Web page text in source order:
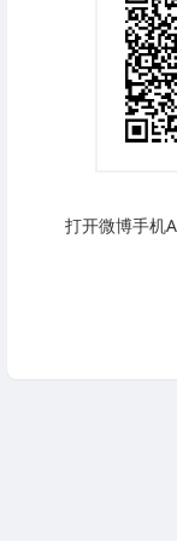
打开微博手机